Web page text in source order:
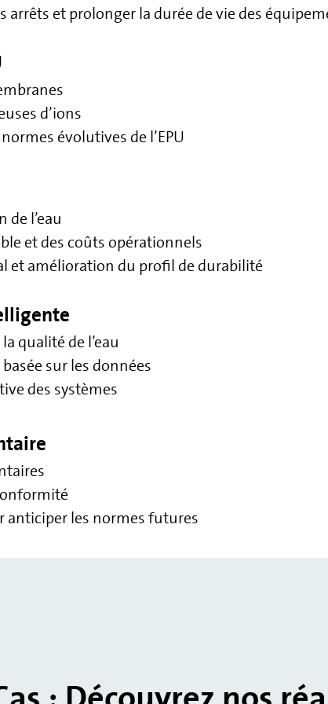
et prolonger la durée de vie des
d’ions
évolutives de l’EPU
l’eau
et des coûts opérationnels
et amélioration du profil de durabilité
qualité de l’eau
sur les données
des systèmes
anticiper les normes futures